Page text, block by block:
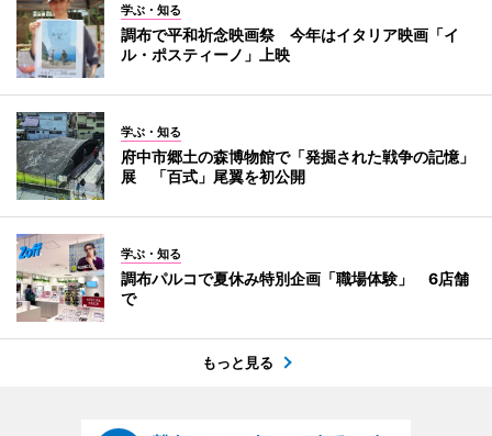
学ぶ・知る
調布で平和祈念映画祭 今年はイタリア映画「イ
ル・ポスティーノ」上映
学ぶ・知る
府中市郷土の森博物館で「発掘された戦争の記憶」
展 「百式」尾翼を初公開
学ぶ・知る
調布パルコで夏休み特別企画「職場体験」 6店舗
で
もっと見る